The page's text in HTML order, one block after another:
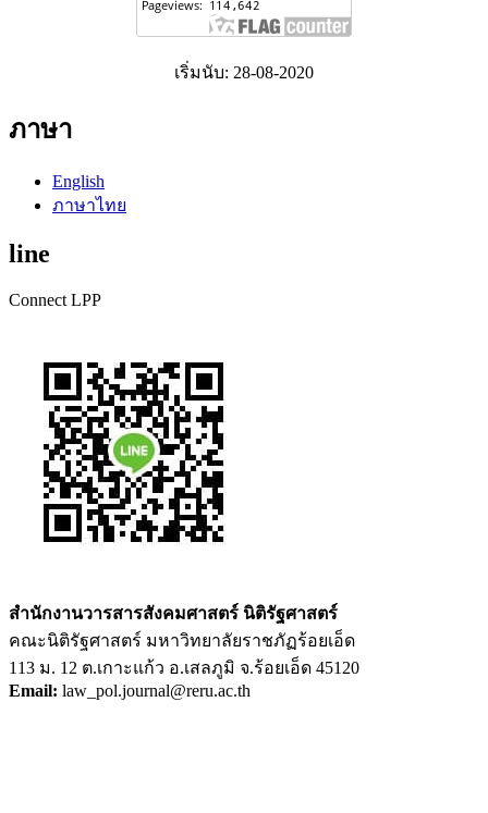
เริ่มนับ: 28-08-2020
ภาษา
English
ภาษาไทย
line
Connect LPP
สำนักงานวารสารสังคมศาสตร์ นิติรัฐศาสตร์
คณะนิติรัฐศาสตร์ มหาวิทยาลัยราชภัฏร้อยเอ็ด
113 ม. 12 ต.เกาะแก้ว อ.เสลภูมิ จ.ร้อยเอ็ด 45120
Email: law_pol.journal@reru.ac.th